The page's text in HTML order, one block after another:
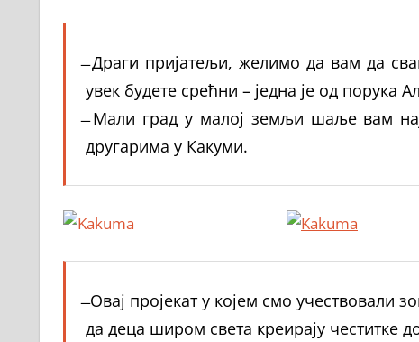
Драги пријатељи, желимо да вам да
увек будете срећни – једна је од порука
Мали град у малој земљи шаље вам
другарима у Какуми.
Овај пројекат у којем смо учествовали
да деца широм света креирају